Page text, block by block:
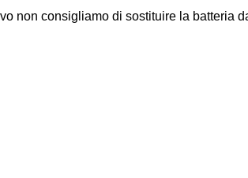
non consigliamo di sostituire la batteria